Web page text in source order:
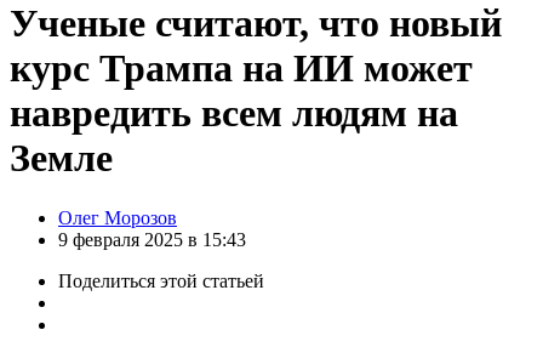
Ученые считают, что новый
курс Трампа на ИИ может
навредить всем людям на
Земле
Posted
by
Олег Морозов
9 февраля 2025 в 15:43
Поделиться этой статьей